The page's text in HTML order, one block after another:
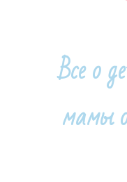
Все о
мамы